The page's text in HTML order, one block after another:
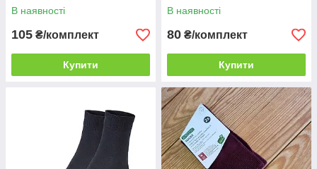
В наявності
105 ₴/комплект
Купити
В наявності
80 ₴/комплект
Купити